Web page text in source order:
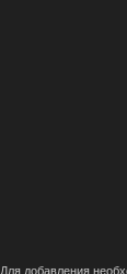
Для добавления